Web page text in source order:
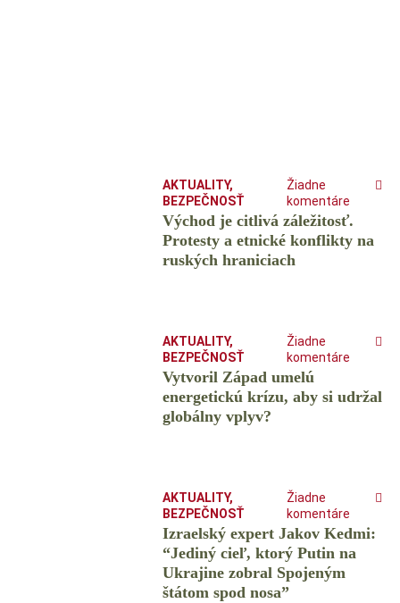
AKTUALITY,
BEZPEČNOSŤ
Žiadne
komentáre
Východ je citlivá záležitosť.
Protesty a etnické konflikty na
ruských hraniciach
AKTUALITY,
BEZPEČNOSŤ
Žiadne
komentáre
Vytvoril Západ umelú
energetickú krízu, aby si udržal
globálny vplyv?
AKTUALITY,
BEZPEČNOSŤ
Žiadne
komentáre
Izraelský expert Jakov Kedmi:
“Jediný cieľ, ktorý Putin na
Ukrajine zobral Spojeným
štátom spod nosa”